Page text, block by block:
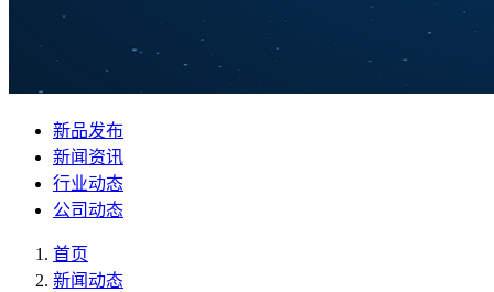
新品发布
新闻资讯
行业动态
公司动态
首页
新闻动态